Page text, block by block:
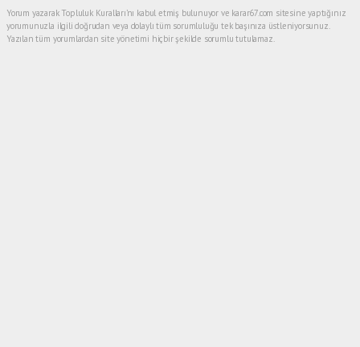
Yorum yazarak Topluluk Kuralları’nı kabul etmiş bulunuyor ve karar67.com sitesine yaptığınız
yorumunuzla ilgili doğrudan veya dolaylı tüm sorumluluğu tek başınıza üstleniyorsunuz.
Yazılan tüm yorumlardan site yönetimi hiçbir şekilde sorumlu tutulamaz.